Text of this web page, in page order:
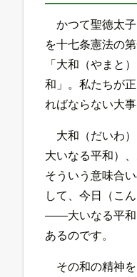
かつて聖徳太
を十七条憲法の
「大和（やまと
和」。私たちが
ればならない大
大和（だいわ
大いなる平和）
そういう意味合
して、今日（こ
――大いなる平和
あるのです。
その和の精神